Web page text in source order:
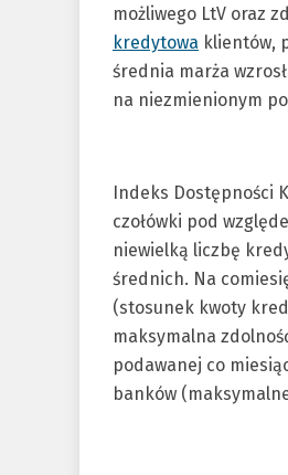
możliwego LtV oraz
kredytowa klientów,
średnia marża
na niezmienionym
Indeks Dostępności
czołówki pod
niewielką liczbę
średnich. Na
(stosunek kwoty
maksymalna
podawanej co
banków